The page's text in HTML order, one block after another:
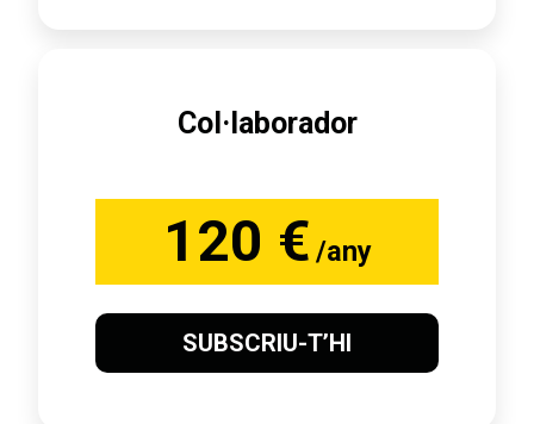
Col·laborador
120 € /any
SUBSCRIU-T’HI